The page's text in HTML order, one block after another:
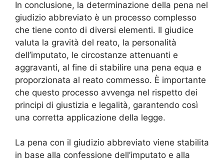
In conclusione, la determinazione della pena nel
giudizio abbreviato è un processo complesso
che tiene conto di diversi elementi. Il giudice
valuta la gravità del reato, la personalità
dell’imputato, le circostanze attenuanti e
aggravanti, al fine di stabilire una pena equa e
proporzionata al reato commesso. È importante
che questo processo avvenga nel rispetto dei
principi di giustizia e legalità, garantendo così
una corretta applicazione della legge.
La pena con il giudizio abbreviato viene stabilita
in base alla confessione dell’imputato e alla